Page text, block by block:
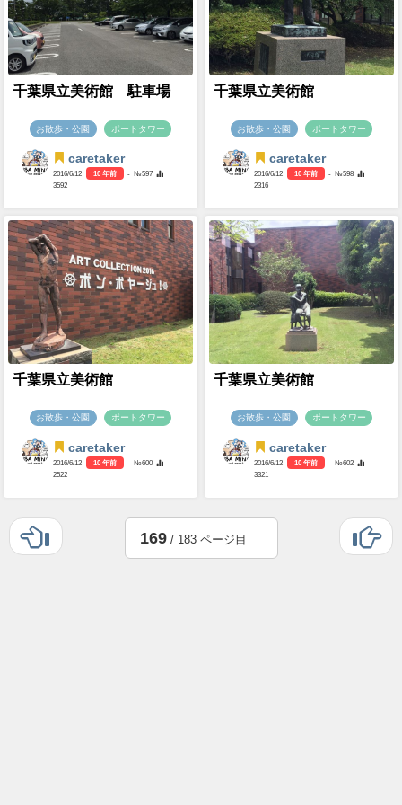
千葉県立美術館 駐車場
お散歩・公園 ポートタワー
caretaker
2016/6/12 10 年前
- №597
3592
千葉県立美術館
お散歩・公園 ポートタワー
caretaker
2016/6/12 10 年前
- №598
2316
千葉県立美術館
お散歩・公園 ポートタワー
caretaker
2016/6/12 10 年前
- №600
2522
千葉県立美術館
お散歩・公園 ポートタワー
caretaker
2016/6/12 10 年前
- №602
3321
169/ 183 ページ目